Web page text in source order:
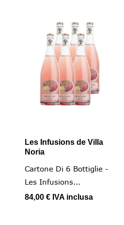
Les Infusions de Villa
Noria
Cartone Di 6 Bottiglie -
Les Infusions...
84,00 € IVA inclusa